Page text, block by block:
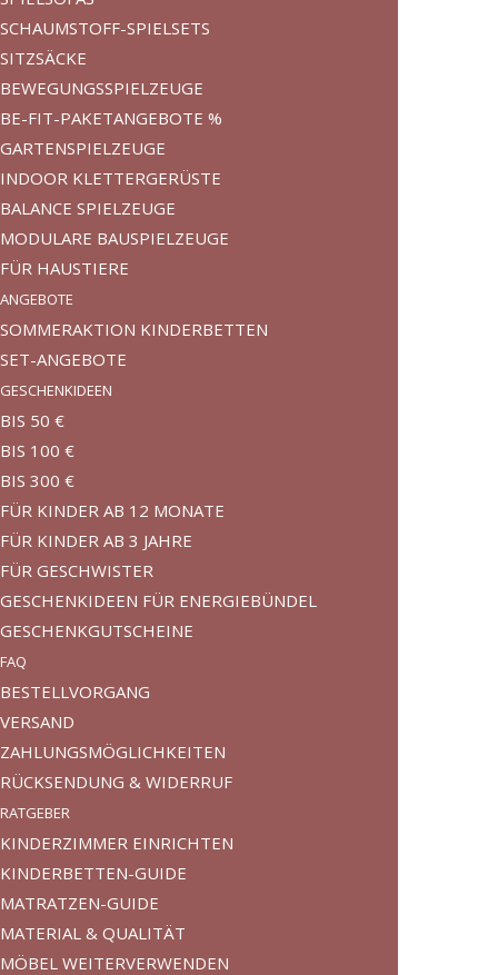
SCHAUMSTOFF-SPIELSETS
SITZSÄCKE
BEWEGUNGSSPIELZEUGE
BE-FIT-PAKETANGEBOTE %
GARTENSPIELZEUGE
INDOOR KLETTERGERÜSTE
BALANCE SPIELZEUGE
MODULARE BAUSPIELZEUGE
FÜR HAUSTIERE
ANGEBOTE
SOMMERAKTION KINDERBETTEN
SET-ANGEBOTE
GESCHENKIDEEN
BIS 50 €
BIS 100 €
BIS 300 €
FÜR KINDER AB 12 MONATE
FÜR KINDER AB 3 JAHRE
FÜR GESCHWISTER
GESCHENKIDEEN FÜR ENERGIEBÜNDEL
GESCHENKGUTSCHEINE
FAQ
BESTELLVORGANG
VERSAND
ZAHLUNGSMÖGLICHKEITEN
RÜCKSENDUNG & WIDERRUF
RATGEBER
KINDERZIMMER EINRICHTEN
KINDERBETTEN-GUIDE
MATRATZEN-GUIDE
MATERIAL & QUALITÄT
MÖBEL WEITERVERWENDEN